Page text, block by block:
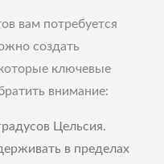
вам потребуется
создать
ключевые
внимание:
Цельсия.
в пределах